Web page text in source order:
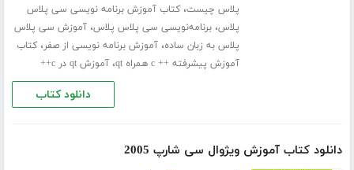
پلاس چیست،کتاب آموزش برنامه نویسی سی پلاس
پلاس،برنامه‌نویسی سی پلاس پلاس،آموزش سی پلاس
پلاس به زبان ساده،آموزش برنامه نویسی از صفر،کتاب
آموزش پیشرفته ++ c همراه qt
،آموزش qt در c++
دانلود کتاب
دانلود کتاب آموزش ویژوال سی شارپ 2005